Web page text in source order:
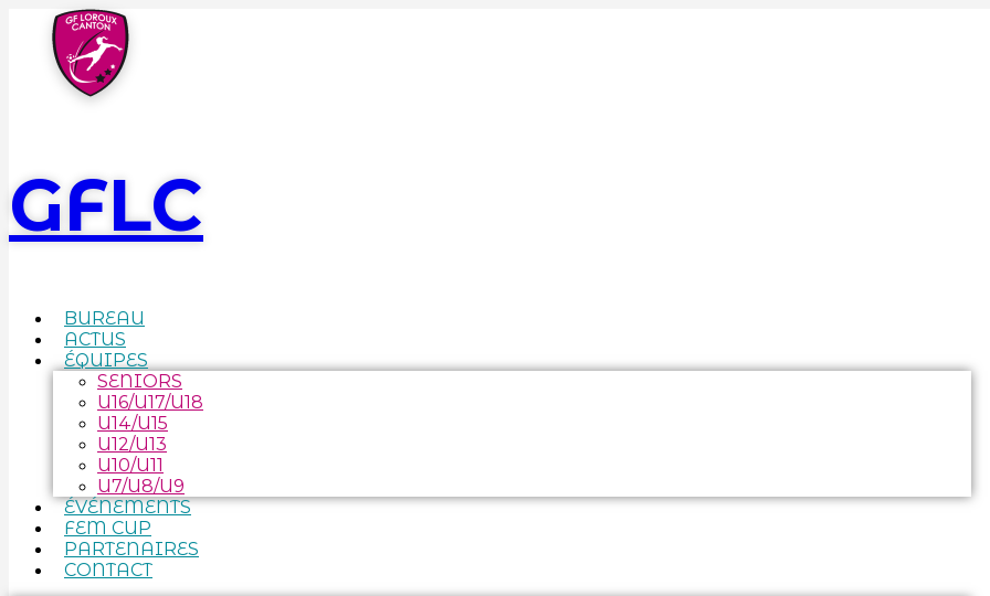
GFLC
BUREAU
ACTUS
ÉQUIPES
SENIORS
U16/U17/U18
U14/U15
U12/U13
U10/U11
U7/U8/U9
ÉVÉNEMENTS
FEM CUP
PARTENAIRES
CONTACT